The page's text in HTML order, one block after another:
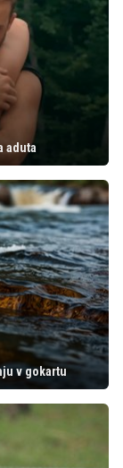
aduta
v gokartu